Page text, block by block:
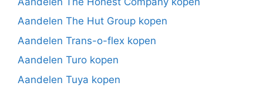
Aandelen The Hut Group kopen
Aandelen Trans-o-flex kopen
Aandelen Turo kopen
Aandelen Tuya kopen